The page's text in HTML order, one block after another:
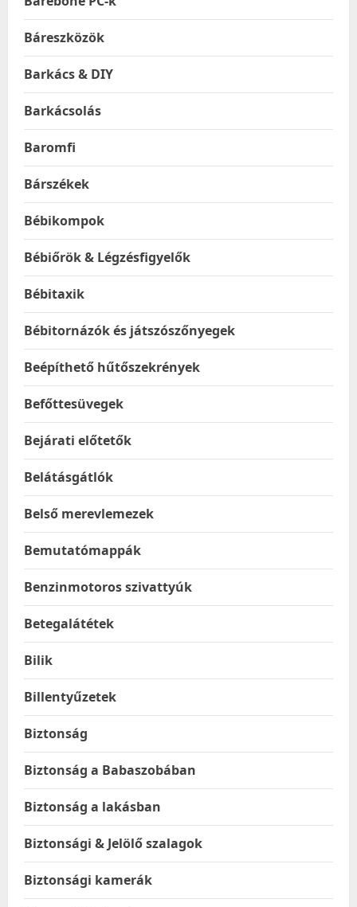
Báreszközök
Barkács & DIY
Barkácsolás
Baromfi
Bárszékek
Bébikompok
Bébiőrök & Légzésfigyelők
Bébitaxik
Bébitornázók és játszószőnyegek
Beépíthető hűtőszekrények
Befőttesüvegek
Bejárati előtetők
Belátásgátlók
Belső merevlemezek
Bemutatómappák
Benzinmotoros szivattyúk
Betegalátétek
Bilik
Billentyűzetek
Biztonság
Biztonság a Babaszobában
Biztonság a lakásban
Biztonsági & Jelölő szalagok
Biztonsági kamerák